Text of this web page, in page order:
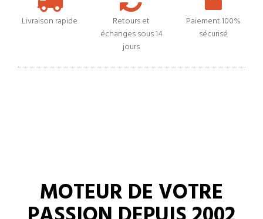
Livraison rapide
Retours et
échanges sous 14
jours
Paiement 100%
sécurisé
MOTEUR DE VOTRE